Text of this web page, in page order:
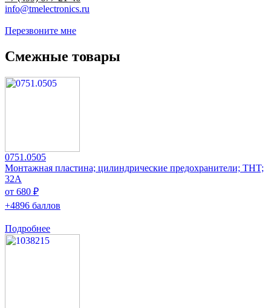
info@tmelectronics.ru
Перезвоните мне
Смежные товары
0751.0505
Монтажная пластина; цилиндрические предохранители; THT;
32А
от 680 ₽
+4896 баллов
Подробнее